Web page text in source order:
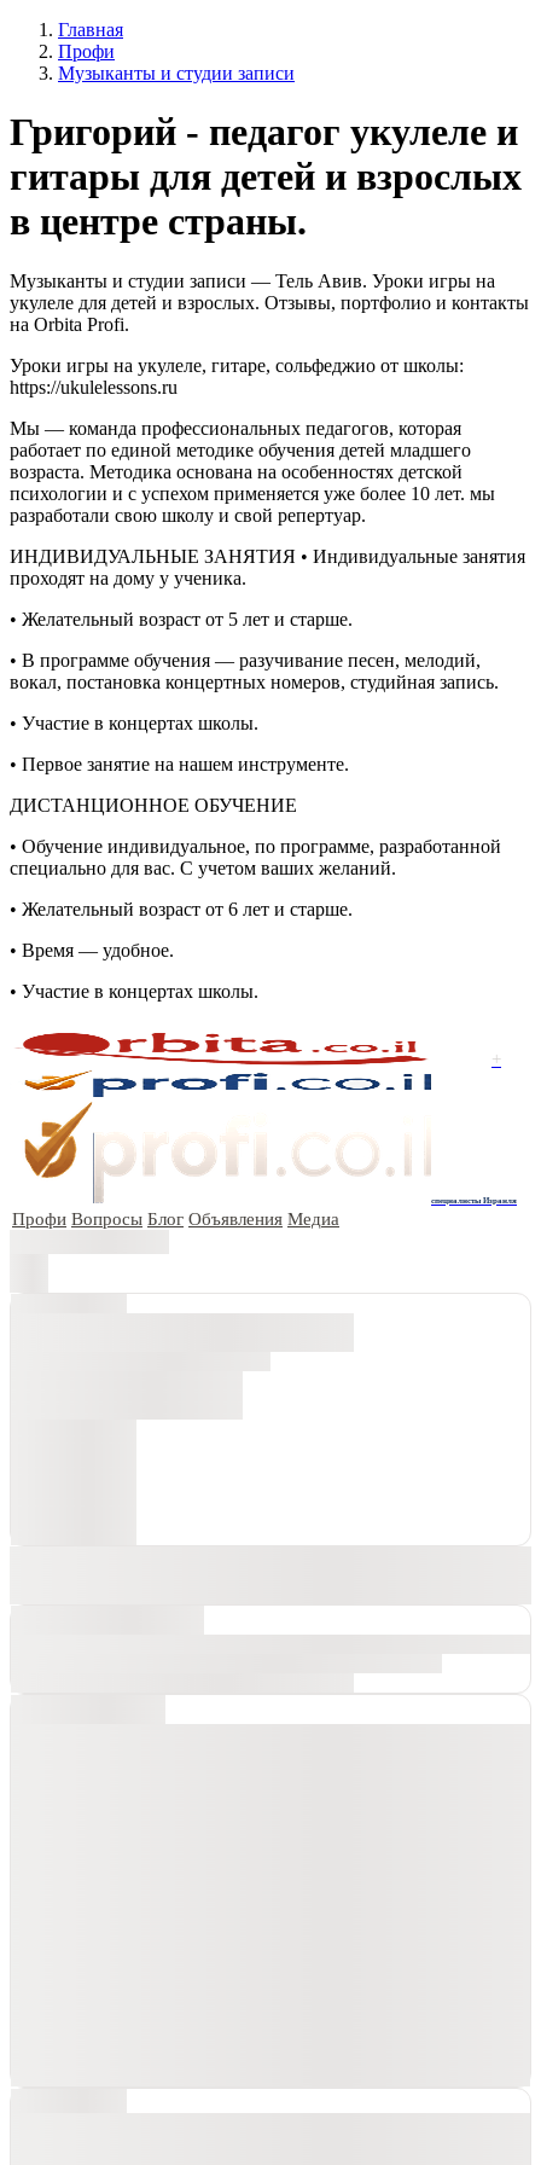
Главная
Профи
Музыканты и студии записи
Григорий - педагог укулеле и
гитары для детей и взрослых
в центре страны.
Музыканты и студии записи — Тель Авив. Уроки игры на
укулеле для детей и взрослых. Отзывы, портфолио и контакты
на Orbita Profi.
Уроки игры на укулеле, гитаре, сольфеджио от школы:
https://ukulelessons.ru
Мы — команда профессиональных педагогов, которая
работает по единой методике обучения детей младшего
возраста. Методика основана на особенностях детской
психологии и с успехом применяется уже более 10 лет. мы
разработали свою школу и свой репертуар.
ИНДИВИДУАЛЬНЫЕ ЗАНЯТИЯ • Индивидуальные занятия
проходят на дому у ученика.
• Желательный возраст от 5 лет и старше.
• В программе обучения — разучивание песен, мелодий,
вокал, постановка концертных номеров, студийная запись.
• Участие в концертах школы.
• Первое занятие на нашем инструменте.
ДИСТАНЦИОННОЕ ОБУЧЕНИЕ
• Обучение индивидуальное, по программе, разработанной
специально для вас. С учетом ваших желаний.
• Желательный возраст от 6 лет и старше.
• Время — удобное.
• Участие в концертах школы.
+
специалисты Израиля
Профи Вопросы Блог Объявления Медиа